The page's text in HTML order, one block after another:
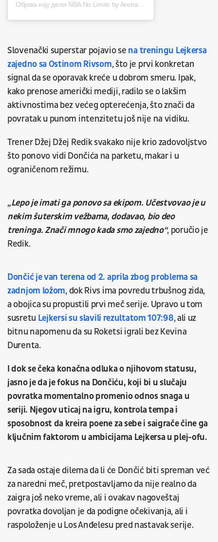
Објава коју дели NBA No Limits by Arena Sport (@nbanolimits)
Slovenački superstar pojavio se na treningu Lejkersa
zajedno sa Ostinom Rivsom, što je prvi konkretan
signal da se oporavak kreće u dobrom smeru. Ipak,
kako prenose američki mediji, radilo se o lakšim
aktivnostima bez većeg opterećenja, što znači da
povratak u punom intenzitetu još nije na vidiku.
Trener Džej Džej Redik svakako nije krio zadovoljstvo
što ponovo vidi Dončića na parketu, makar i u
ograničenom režimu.
„Lepo je imati ga ponovo sa ekipom. Učestvovao je u
nekim šuterskim vežbama, dodavao, bio deo
treninga. Znači mnogo kada smo zajedno“, poručio je
Redik.
Dončić je van terena od 2. aprila zbog problema sa
zadnjom ložom, dok Rivs ima povredu trbušnog zida,
a obojica su propustili prvi meč serije. Upravo u tom
susretu Lejkersi su slavili rezultatom 107:98, ali uz
bitnu napomenu da su Roketsi igrali bez Kevina
Durenta.
I dok se čeka konačna odluka o njihovom statusu,
jasno je da je fokus na Dončiću, koji bi u slučaju
povratka momentalno promenio odnos snaga u
seriji. Njegov uticaj na igru, kontrola tempa i
sposobnost da kreira poene za sebe i saigrače čine ga
ključnim faktorom u ambicijama Lejkersa u plej-ofu.
Za sada ostaje dilema da li će Dončić biti spreman već
za naredni meč, pretpostavljamo da nije realno da
zaigra još neko vreme, ali i ovakav nagoveštaj
povratka dovoljan je da podigne očekivanja, ali i
raspoloženje u Los Anđelesu pred nastavak serije.